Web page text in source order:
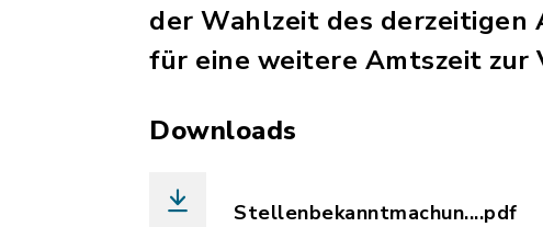
der Wahlzeit des derzeitigen
für eine weitere Amtszeit zur
Downloads
Stellenbekanntmachun....pdf